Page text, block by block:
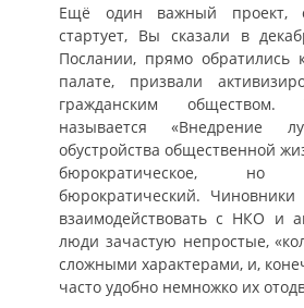
Ещё один важный проект,
стартует, Вы сказали в
Послании, прямо обратились
палате, призвали
гражданским обществом.
называется «Внедрение
обустройства общественной
бюрократическое,
бюрократический. Чиновники
взаимодействовать с НКО и
люди зачастую непростые,
сложными характерами, и,
часто удобно немножко их